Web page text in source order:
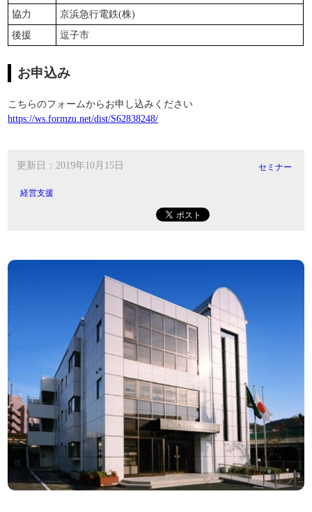
協力
京浜急行電鉄(株)
後援
逗子市
お申込み
こちらのフォームからお申し込みください
https://ws.formzu.net/dist/S62838248/
更新日：2019年10月15日 セミナー
経営支援